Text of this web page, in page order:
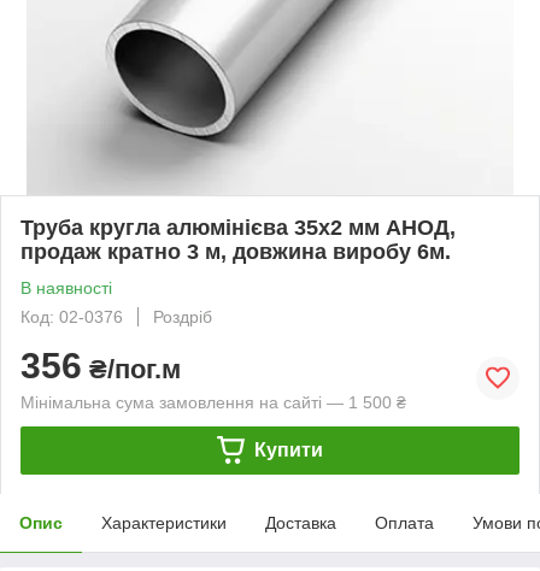
Труба кругла алюмінієва 35х2 мм АНОД,
продаж кратно 3 м, довжина виробу 6м.
В наявності
Код: 02-0376
Роздріб
356 ₴/пог.м
Мінімальна сума замовлення на сайті — 1 500 ₴
Купити
Опис Характеристики Доставка Оплата Умови